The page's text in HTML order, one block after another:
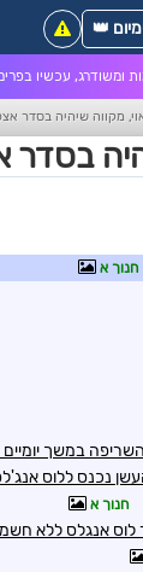
ומשודרג, עכשיו
👑
מקווה שיהיה בסדר
חנוך א
במשך יומיים
נכנס ללוס
חנוך א